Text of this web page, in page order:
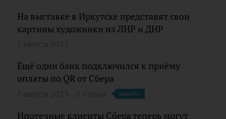
На выставке в Иркутске представят свои
картины художники из ЛНР и ДНР
Ещё один банк подключился к приёму
оплаты по QR от Сбера
новости
Ипотечные клиенты Сбера теперь могут